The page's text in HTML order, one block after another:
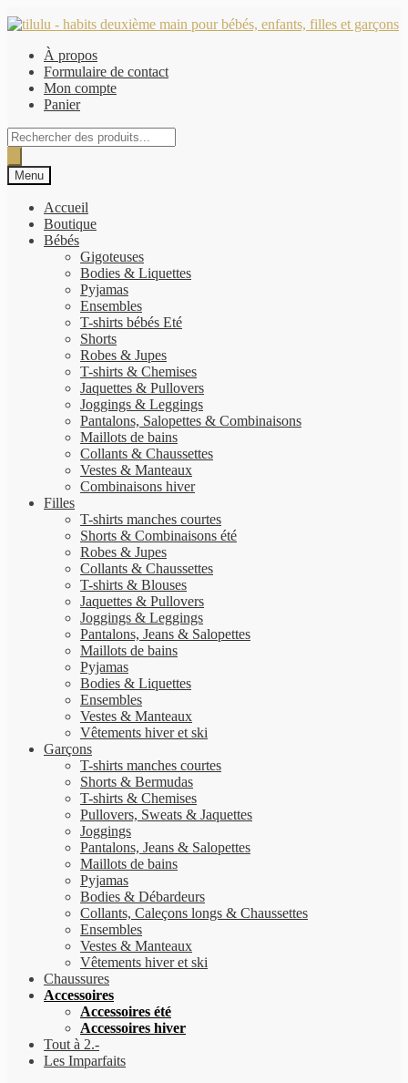
Aller
navigation
Aller
contenuÀ propos
Formulaire de contact
Mon compte
Panier
Recherche
de
produits
Menu
Accueil
Boutique
Bébés
Gigoteuses
Bodies & Liquettes
Pyjamas
Ensembles
T-shirts bébés Eté
Shorts
Robes & Jupes
T-shirts & Chemises
Jaquettes & Pullovers
Joggings & Leggings
Pantalons, Salopettes & Combinaisons
Maillots de bains
Collants & Chaussettes
Vestes & Manteaux
Combinaisons hiver
Filles
T-shirts manches courtes
Shorts & Combinaisons été
Robes & Jupes
Collants & Chaussettes
T-shirts & Blouses
Jaquettes & Pullovers
Joggings & Leggings
Pantalons, Jeans & Salopettes
Maillots de bains
Pyjamas
Bodies & Liquettes
Ensembles
Vestes & Manteaux
Vêtements hiver et ski
Garçons
T-shirts manches courtes
Shorts & Bermudas
T-shirts & Chemises
Pullovers, Sweats & Jaquettes
Joggings
Pantalons, Jeans & Salopettes
Maillots de bains
Pyjamas
Bodies & Débardeurs
Collants, Caleçons longs & Chaussettes
Ensembles
Vestes & Manteaux
Vêtements hiver et ski
Chaussures
Accessoires
Accessoires été
Accessoires hiver
Tout à 2.-
Les Imparfaits